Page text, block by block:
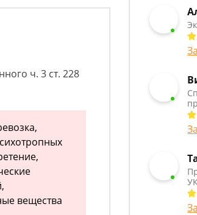
ч. 3 ст. 228
вещества